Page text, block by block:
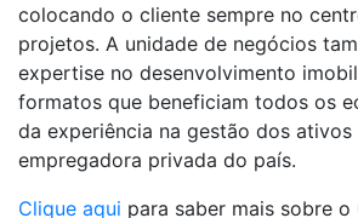
colocando o cliente sempre no
projetos. A unidade de negócios
expertise no desenvolvimento
formatos que beneficiam todos os
da experiência na gestão dos ativos
empregadora privada do país.
Clique aqui para saber mais sobre